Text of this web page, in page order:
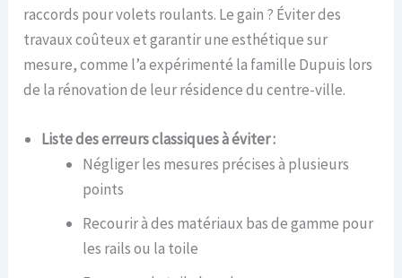
raccords pour volets roulants. Le gain ? Éviter des
travaux coûteux et garantir une esthétique sur
mesure, comme l’a expérimenté la famille Dupuis lors
de la rénovation de leur résidence du centre-ville.
Liste des erreurs classiques à éviter :
Négliger les mesures précises à plusieurs
points
Recourir à des matériaux bas de gamme pour
les rails ou la toile